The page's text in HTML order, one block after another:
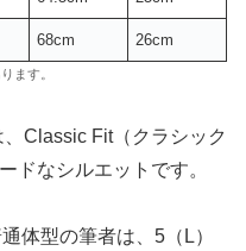
68cm 26cm
ます。
Classic Fit（クラシック
ドなシルエットです。
体型の筆者は、5（L）